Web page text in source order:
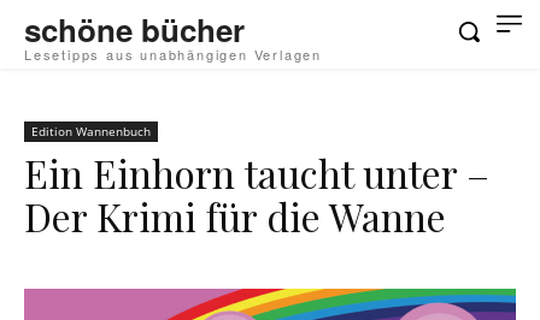
schöne bücher
Lesetipps aus unabhängigen Verlagen
Edition Wannenbuch
Ein Einhorn taucht unter –
Der Krimi für die Wanne